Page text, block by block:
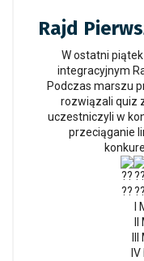
Rajd
W ostatni
integracyjnym
Podczas marszu
rozwiązali quiz
uczestniczyli w
przeciąganie